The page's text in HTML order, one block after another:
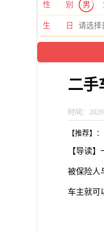
性 别 男
生 日
二手
时间：
【推荐】：
【导读
被保险人
车主就可